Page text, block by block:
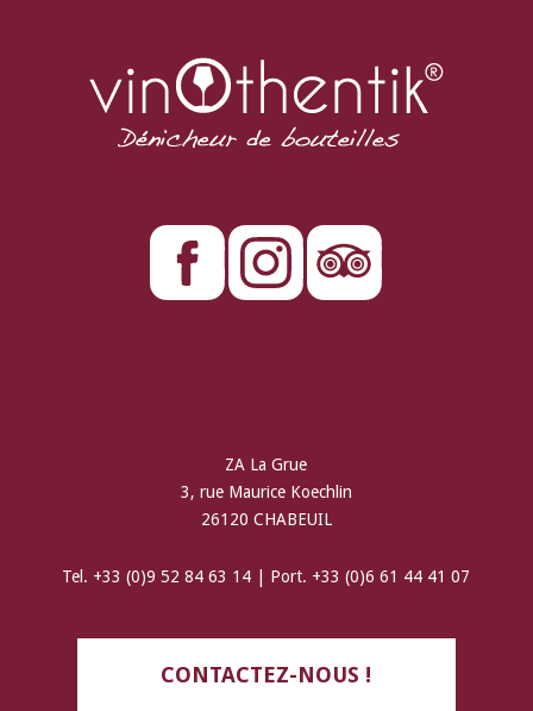
ZA La Grue
3, rue Maurice Koechlin
26120 CHABEUIL
Tel. +33 (0)9 52 84 63 14 | Port. +33 (0)6 61 44 41 07
CONTACTEZ-NOUS !